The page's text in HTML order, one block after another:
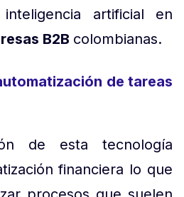
artificial en
B2B colombianas.
de tareas
de esta tecnología
financiera lo que